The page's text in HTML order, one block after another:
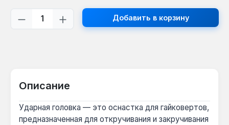
Количество продукта: введите
Добавить в корзину
Описание
Ударная головка — это оснастка для гайковертов,
предназначенная для откручивания и закручивания